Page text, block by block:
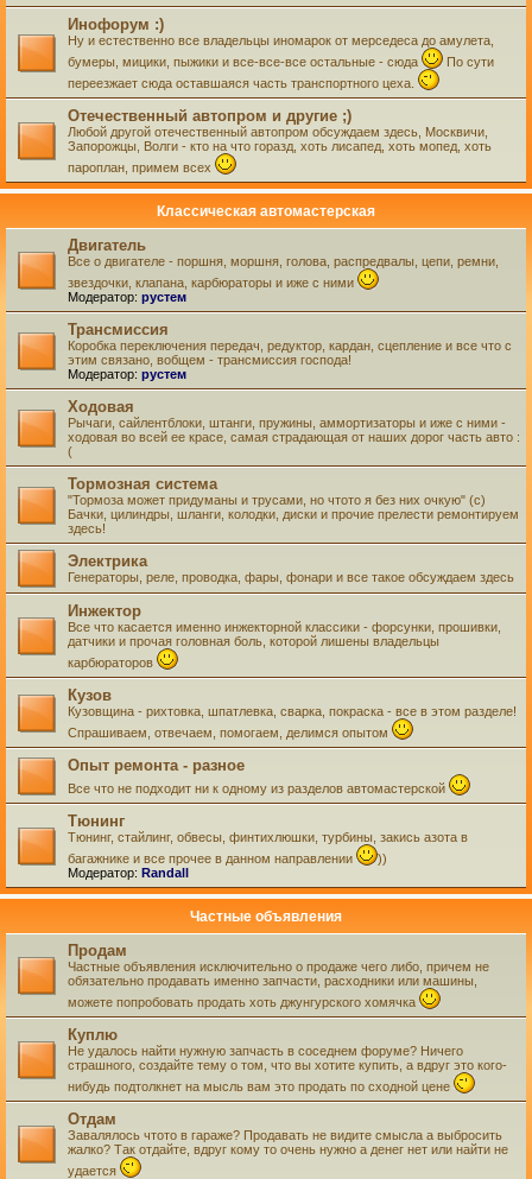
Инофорум :)
Ну и естественно все владельцы иномарок от мерседеса до амулета,
бумеры, мицики, пыжики и все-все-все остальные - сюда
По сути
переезжает сюда оставшаяся часть транспортного цеха.
Отечественный автопром и другие ;)
Любой другой отечественный автопром обсуждаем здесь, Москвичи,
Запорожцы, Волги - кто на что горазд, хоть лисапед, хоть мопед, хоть
пароплан, примем всех
Классическая автомастерская
Двигатель
Все о двигателе - поршня, моршня, голова, распредвалы, цепи, ремни,
звездочки, клапана, карбюраторы и иже с ними
Модератор: рустем
Трансмиссия
Коробка переключения передач, редуктор, кардан, сцепление и все что с
этим связано, вобщем - трансмиссия господа!
Модератор: рустем
Ходовая
Рычаги, сайлентблоки, штанги, пружины, аммортизаторы и иже с ними -
ходовая во всей ее красе, самая страдающая от наших дорог часть авто :
(
Тормозная система
"Тормоза может придуманы и трусами, но чтото я без них очкую" (с)
Бачки, цилиндры, шланги, колодки, диски и прочие прелести ремонтируем
здесь!
Электрика
Генераторы, реле, проводка, фары, фонари и все такое обсуждаем здесь
Инжектор
Все что касается именно инжекторной классики - форсунки, прошивки,
датчики и прочая головная боль, которой лишены владельцы
карбюраторов
Кузов
Кузовщина - рихтовка, шпатлевка, сварка, покраска - все в этом разделе!
Спрашиваем, отвечаем, помогаем, делимся опытом
Опыт ремонта - разное
Все что не подходит ни к одному из разделов автомастерской
Тюнинг
Тюнинг, стайлинг, обвесы, финтихлюшки, турбины, закись азота в
багажнике и все прочее в данном направлении
))
Модератор: Randall
Частные объявления
Продам
Частные объявления исключительно о продаже чего либо, причем не
обязательно продавать именно запчасти, расходники или машины,
можете попробовать продать хоть джунгурского хомячка
Куплю
Не удалось найти нужную запчасть в соседнем форуме? Ничего
страшного, создайте тему о том, что вы хотите купить, а вдруг это кого-
нибудь подтолкнет на мысль вам это продать по сходной цене
Отдам
Завалялось чтото в гараже? Продавать не видите смысла а выбросить
жалко? Так отдайте, вдруг кому то очень нужно а денег нет или найти не
удается